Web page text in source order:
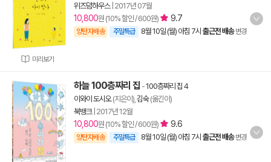
미리보기
위즈덤하우스| 2017년 07월
10,800원 (10% 할인 / 600원) 9.7
양탄자배송 주말특급 8월 10일 (월) 아침 7시 출근전 배송 변경
하늘 100층짜리 집 -100층짜리 집 4
이와이 도시오(지은이), 김숙(옮긴이)
북뱅크| 2017년 12월
10,800원 (10% 할인 / 600원) 9.6
양탄자배송 주말특급 8월 10일 (월) 아침 7시 출근전 배송 변경